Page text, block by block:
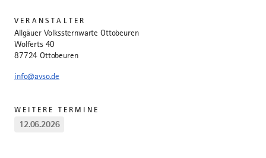
VERANSTALTER
Allgäuer Volkssternwarte Ottobeuren
Wolferts 40
87724 Ottobeuren
info@avso.de
WEITERE TERMINE
12.06.2026